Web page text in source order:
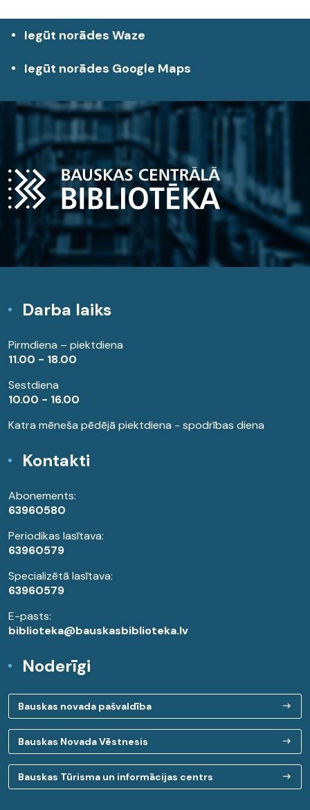
Iegūt norādes Waze
Iegūt norādes Google Maps
Darba laiks
Pirmdiena – piektdiena
11.00 - 18.00
Sestdiena
10.00 - 16.00
Katra mēneša pēdējā piektdiena - spodrības diena
Kontakti
Abonements:
63960580
Periodikas lasītava:
63960579
Specializētā lasītava:
63960579
E-pasts:
biblioteka@bauskasbiblioteka.lv
Noderīgi
Bauskas novada pašvaldība
Bauskas Novada Vēstnesis
Bauskas Tūrisma un informācijas centrs